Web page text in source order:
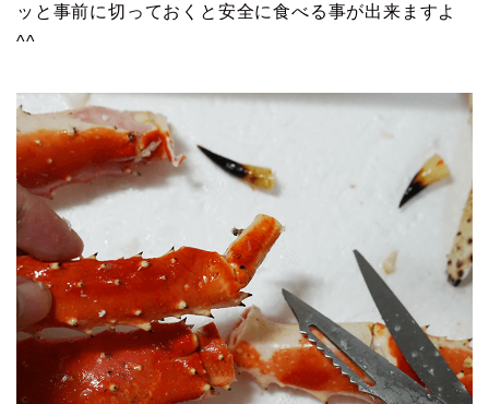
ッと事前に切っておくと安全に食べる事が出来ますよ
^^